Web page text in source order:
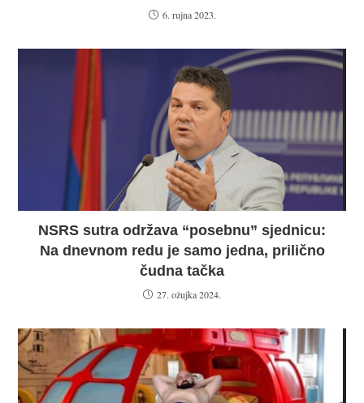
6. rujna 2023.
NSRS sutra održava “posebnu” sjednicu:
Na dnevnom redu je samo jedna, prilično
čudna tačka
27. ožujka 2024.